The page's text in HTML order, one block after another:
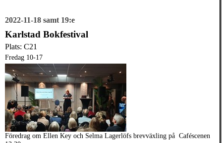
2022-11-18 samt 19:e
Karlstad Bokfestival
Plats: C21
Fredag 10-17
Föredrag om Ellen Key och Selma Lagerlöfs brevväxling på Caféscenen